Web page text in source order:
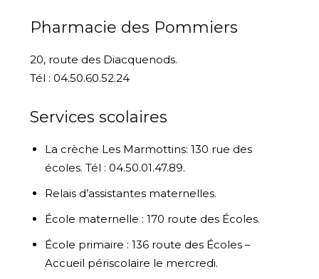
Pharmacie des Pommiers
20, route des Diacquenods.
Tél : 04.50.60.52.24
Services scolaires
La crèche Les Marmottins: 130 rue des
écoles. Tél : 04.50.01.47.89.
Relais d’assistantes maternelles.
École maternelle : 170 route des Écoles.
École primaire : 136 route des Écoles –
Accueil périscolaire le mercredi.